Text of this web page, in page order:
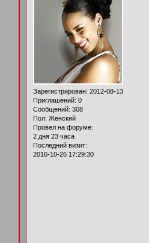
Зарегистрирован: 2012-08-13
Приглашений: 0
Сообщений: 308
Пол: Женский
Провел на форуме:
2 дня 23 часа
Последний визит:
2016-10-26 17:29:30